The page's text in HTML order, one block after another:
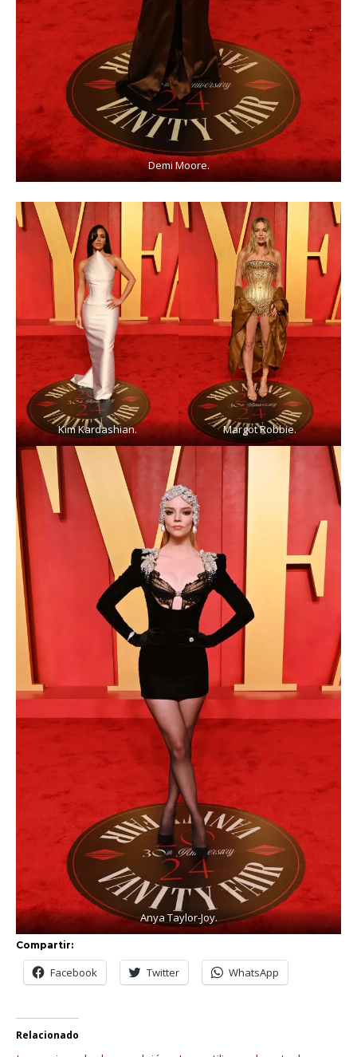
Demi Moore.
Kim Kardashian. Margot Robbie.
Anya Taylor-Joy.
Compartir:
Facebook Twitter WhatsApp
Relacionado